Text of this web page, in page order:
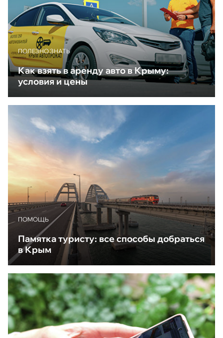
ПОЛЕЗНО ЗНАТЬ
Как взять в аренду авто в Крыму:
условия и цены
ПОМОЩЬ
Памятка туристу: все способы добраться
в Крым